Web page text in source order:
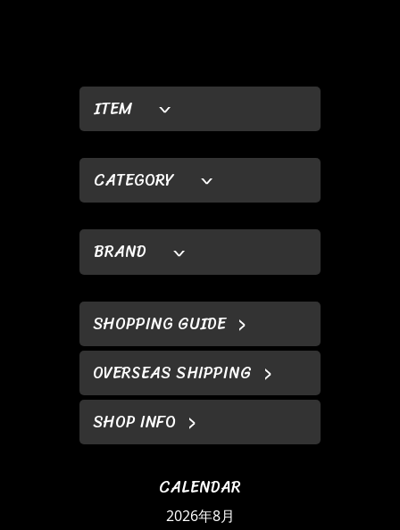
ITEM
CATEGORY
BRAND
SHOPPING GUIDE
OVERSEAS SHIPPING
SHOP INFO
CALENDAR
2026年8月